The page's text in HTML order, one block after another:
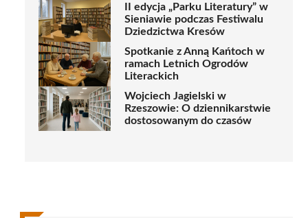
II edycja „Parku Literatury” w
Sieniawie podczas Festiwalu
Dziedzictwa Kresów
Spotkanie z Anną Kańtoch w
ramach Letnich Ogrodów
Literackich
Wojciech Jagielski w
Rzeszowie: O dziennikarstwie
dostosowanym do czasów